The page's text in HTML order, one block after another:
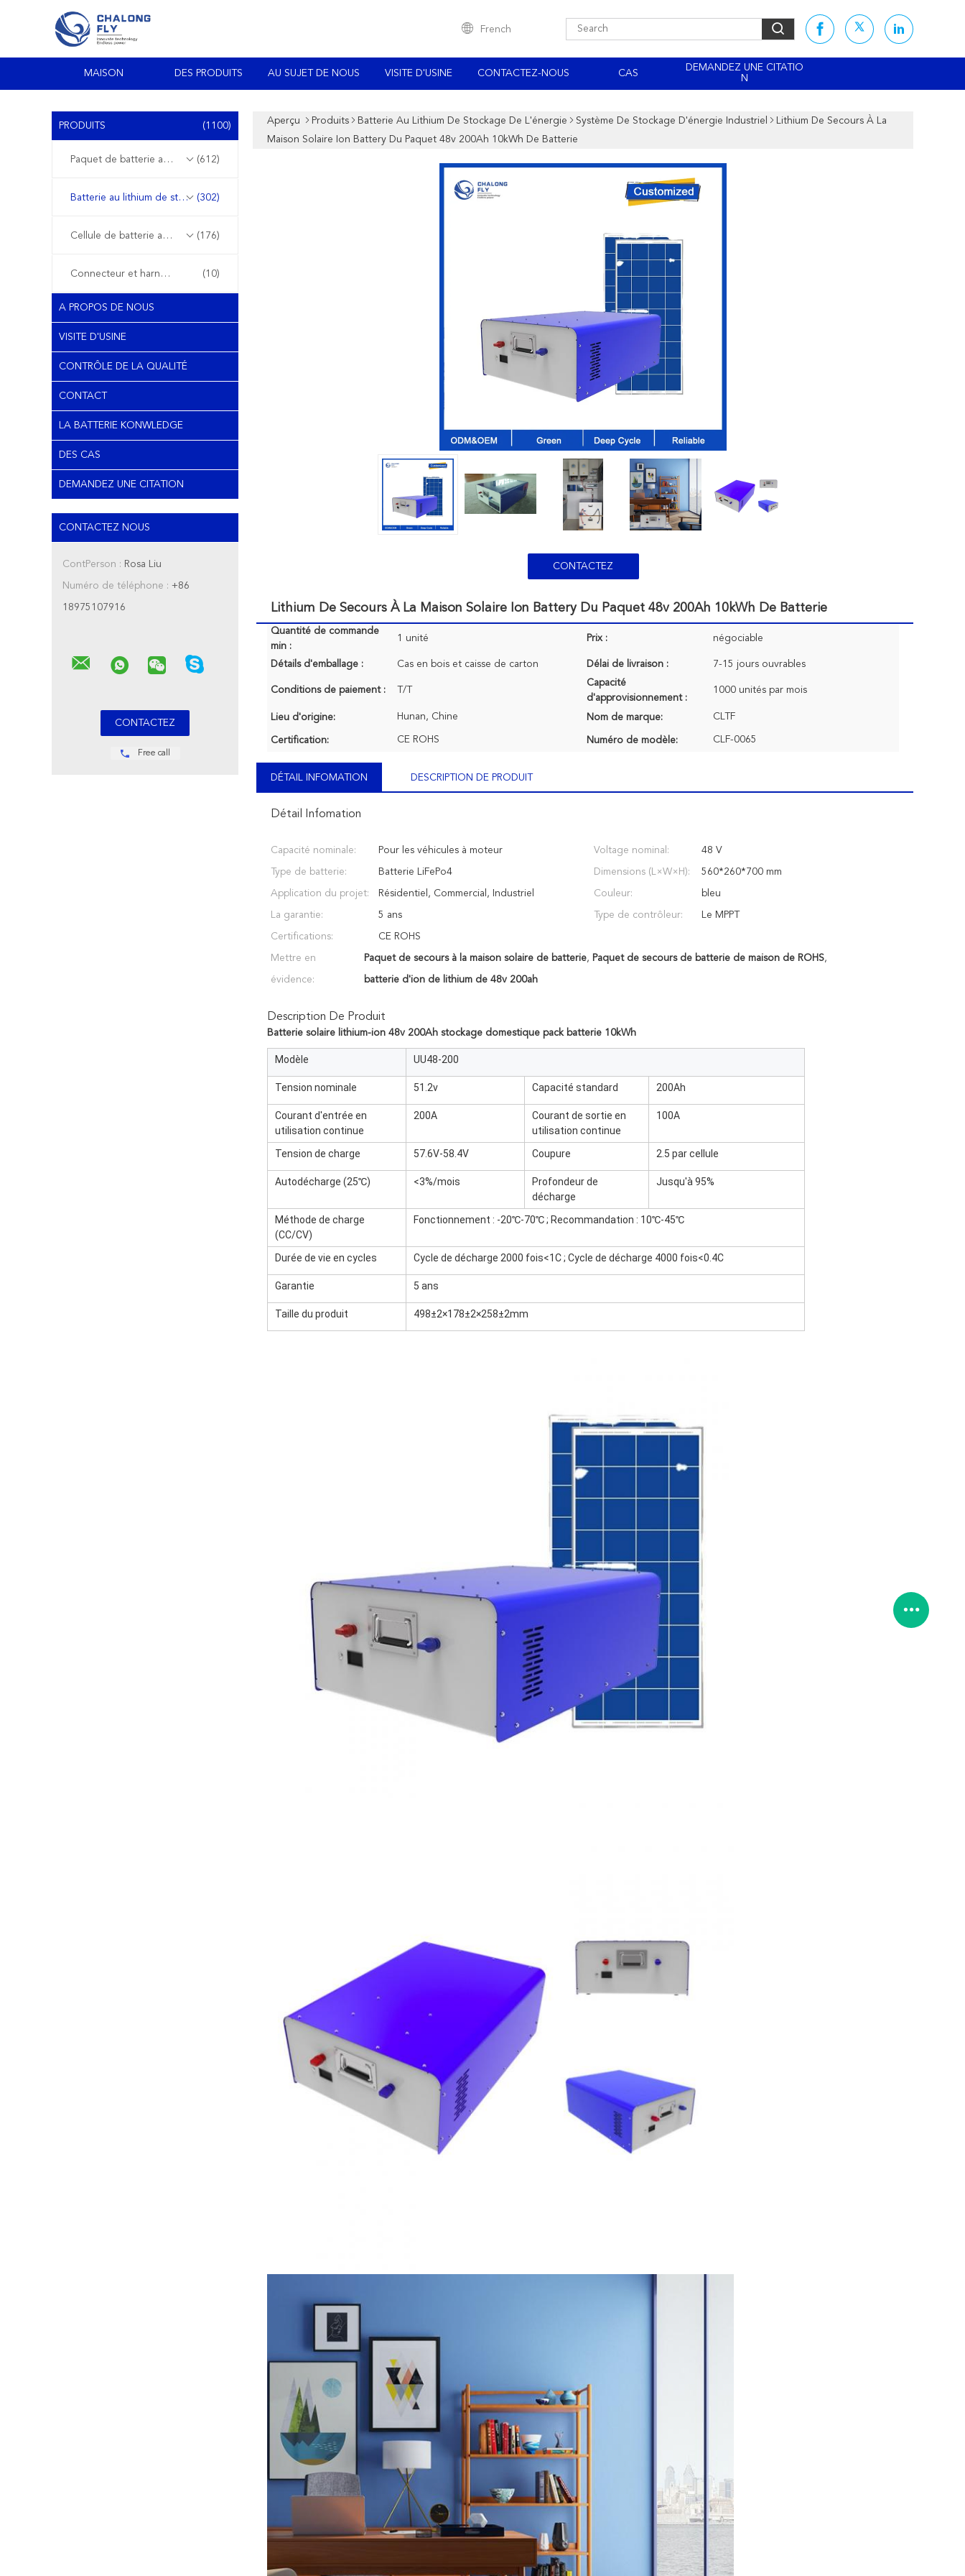
French
MAISON DES PRODUITS AU SUJET DE NOUS VISITE D'USINE CONTACTEZ-NOUS CAS
DEMANDEZ UNE CITATIO
N
PRODUITS (1100)
Paquet de batterie au lithium d'EV (612)
Batterie au lithium de stockage de l'énergie (302)
Cellule de batterie au lithium (176)
Connecteur et harnais de fil (10)
A PROPOS DE NOUS
VISITE D'USINE
CONTRÔLE DE LA QUALITÉ
CONTACT
LA BATTERIE KONWLEDGE
DES CAS
DEMANDEZ UNE CITATION
CONTACTEZ NOUS
ContPerson : Rosa Liu
Numéro de téléphone : +86
18975107916
Free call
Aperçu Produits Batterie Au Lithium De Stockage De L'énergie Système De Stockage D'énergie Industriel
Lithium De Secours À La
Maison Solaire Ion Battery Du Paquet 48v 200Ah 10kWh De Batterie
CONTACTEZ
Lithium De Secours À La Maison Solaire Ion Battery Du Paquet 48v 200Ah 10kWh De Batterie
Quantité de commande
min :
1 unité Prix : négociable
Détails d'emballage : Cas en bois et caisse de carton Délai de livraison : 7-15 jours ouvrables
Conditions de paiement : T/T
Capacité
d'approvisionnement :
1000 unités par mois
Lieu d'origine: Hunan, Chine Nom de marque: CLTF
Certification: CE ROHS Numéro de modèle: CLF-0065
DÉTAIL INFOMATION DESCRIPTION DE PRODUIT
Détail Infomation
Capacité nominale: Pour les véhicules à moteur Voltage nominal: 48 V
Type de batterie: Batterie LiFePo4 Dimensions (L×W×H): 560*260*700 mm
Application du projet: Résidentiel, Commercial, Industriel Couleur: bleu
La garantie: 5 ans Type de contrôleur: Le MPPT
Certifications: CE ROHS
Mettre en
évidence:
Paquet de secours à la maison solaire de batterie, Paquet de secours de batterie de maison de ROHS,
batterie d'ion de lithium de 48v 200ah
Description De Produit
Batterie solaire lithium-ion 48v 200Ah stockage domestique pack batterie 10kWh
Modèle UU48-200
Tension nominale 51.2v Capacité standard 200Ah
Courant d'entrée en
utilisation continue
200A
Courant de sortie en
utilisation continue
100A
Tension de charge 57.6V-58.4V Coupure 2.5 par cellule
Autodécharge (25℃) <3%/mois
Profondeur de
décharge
Jusqu'à 95%
Méthode de charge
(CC/CV)
Fonctionnement : -20℃-70℃ ; Recommandation : 10℃-45℃
Durée de vie en cycles Cycle de décharge 2000 fois<1C ; Cycle de décharge 4000 fois<0.4C
Garantie 5 ans
Taille du produit 498±2×178±2×258±2mm